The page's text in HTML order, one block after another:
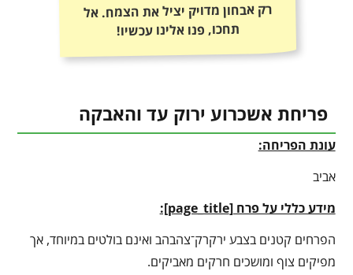
רק אבחון מדויק יציל את הצמח. אל
תחכו, פנו אלינו עכשיו!
פריחת אשכרוע ירוק עד והאבקה
עונת הפריחה:
אביב
מידע כללי על פרח [page_title
]:
הפרחים קטנים בצבע ירקרק־צהבהב ואינם בולטים במיוחד, אך
מפיקים צוף ומושכים חרקים מאביקים.